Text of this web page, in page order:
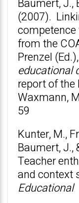
Baumert, J.,
(2007).
from the
Prenzel (Ed.),
educational
report of the
Waxmann,
59
Kunter, M.,
Baumert, J.,
Teacher
and context
Educational